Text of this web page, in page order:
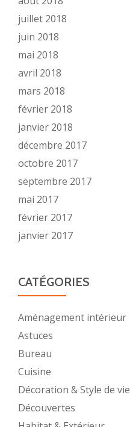
juillet 2018
juin 2018
mai 2018
avril 2018
mars 2018
février 2018
janvier 2018
décembre 2017
octobre 2017
septembre 2017
mai 2017
février 2017
janvier 2017
CATÉGORIES
Aménagement intérieur
Astuces
Bureau
Cuisine
Décoration & Style de vie
Découvertes